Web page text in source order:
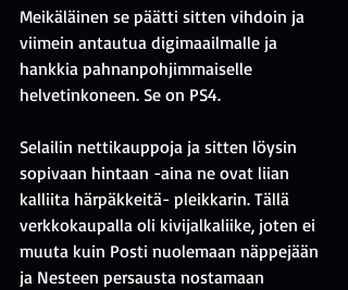
Meikäläinen se päätti sitten vihdoin ja
viimein antautua digimaailmalle ja
hankkia pahnanpohjimmaiselle
helvetinkoneen. Se on PS4.
Selailin nettikauppoja ja sitten löysin
sopivaan hintaan -aina ne ovat liian
kalliita härpäkkeitä- pleikkarin. Tällä
verkkokaupalla oli kivijalkaliike, joten ei
muuta kuin Posti nuolemaan näppejään
ja Nesteen persausta nostamaan